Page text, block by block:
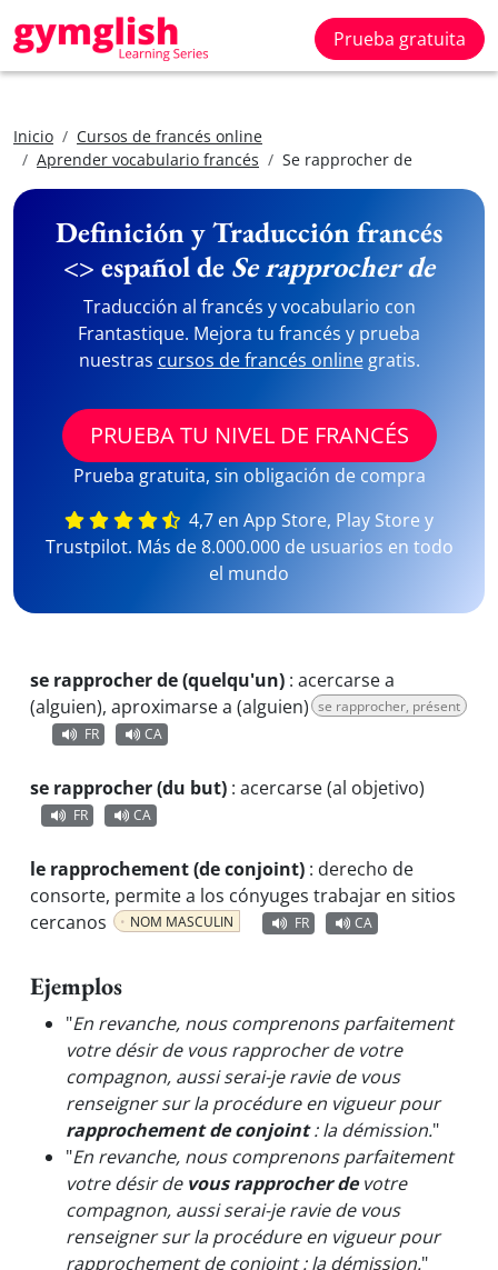
Prueba gratuita
Inicio
Cursos de francés online
Aprender vocabulario francés
Se rapprocher de
Definición y Traducción francés
<> español de Se rapprocher de
Traducción al francés y vocabulario con
Frantastique. Mejora tu francés y prueba
nuestras cursos de francés onlinegratis.
PRUEBA TU NIVEL DE FRANCÉS
Prueba gratuita, sin obligación de compra
4,7 en App Store, Play Store y
Trustpilot. Más de 8.000.000 de usuarios en todo
el mundo
se rapprocher de (quelqu'un) : acercarse a
(alguien), aproximarse a (alguien) se rapprocher, présent
FR
CA
se rapprocher (du but) : acercarse (al objetivo)
FR CA
le rapprochement (de conjoint) : derecho de
consorte, permite a los cónyuges trabajar en sitios
cercanos
NOM MASCULIN FR CA
Ejemplos
"En revanche, nous comprenons parfaitement
votre désir de vous rapprocher de votre
compagnon, aussi serai-je ravie de vous
renseigner sur la procédure en vigueur pour
rapprochement de conjoint: la démission."
"En revanche, nous comprenons parfaitement
votre désir de vous rapprocher devotre
compagnon, aussi serai-je ravie de vous
renseigner sur la procédure en vigueur pour
rapprochement de conjoint : la démission."